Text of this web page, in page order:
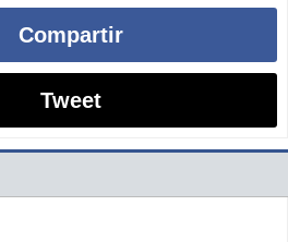
Compartir
Tweet